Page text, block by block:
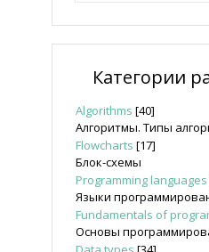
Категории
Algorithms [40]
Алгоритмы. Типы
Flowcharts [17]
Блок-схемы
Programming languages
Языки
Fundamentals of
Основы